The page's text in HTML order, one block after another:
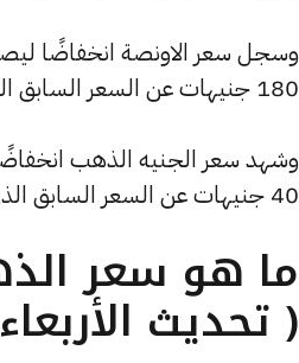
180 جنيهات عن السعر السابق الذي كان 196395 جنيهًا للبيع و195330 جنيهًا للشراء.
40 جنيهات عن السعر السابق الذي بلغ 44200 جنيهًا للبيع و43960 جنيهًا للشراء.
( تحديث الأربعاء 12 نوفمبر الساعة 4:30 مساءً )